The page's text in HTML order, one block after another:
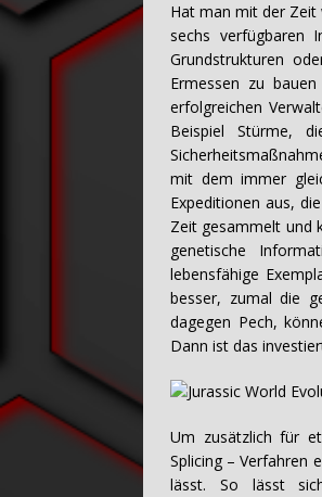
Hat man mit der Zeit
sechs verfügbaren
Grundstrukturen
Ermessen zu
erfolgreichen
Beispiel Stürme,
mit dem immer
Expeditionen aus,
Zeit gesammelt und
genetische
lebensfähige
besser, zumal die
dagegen Pech,
Dann ist das
Um zusätzlich für
Splicing – Verfahren
lässt. So lässt